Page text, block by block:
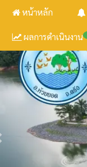
หน้าหลัก
ผลการดำเนินงาน